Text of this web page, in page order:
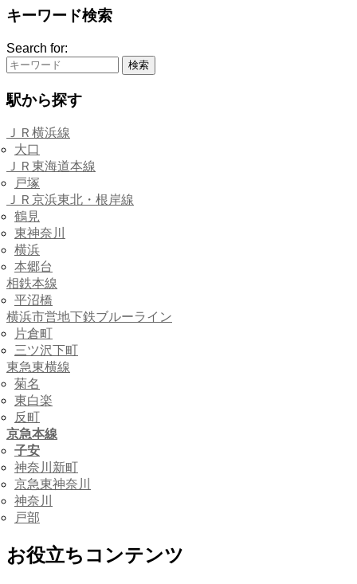
キーワード検索
Search for:
駅から探す
ＪＲ横浜線
大口
ＪＲ東海道本線
戸塚
ＪＲ京浜東北・根岸線
鶴見
東神奈川
横浜
本郷台
相鉄本線
平沼橋
横浜市営地下鉄ブルーライン
片倉町
三ツ沢下町
東急東横線
菊名
東白楽
反町
京急本線
子安
神奈川新町
京急東神奈川
神奈川
戸部
お役立ちコンテンツ